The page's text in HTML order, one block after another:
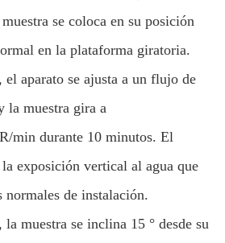
se coloca en su posición
en la plataforma giratoria.
el aparato se ajusta a un flujo de
la muestra gira a
min durante 10 minutos. El
exposición vertical al agua que
normales de instalación.
muestra se inclina 15 ° desde su